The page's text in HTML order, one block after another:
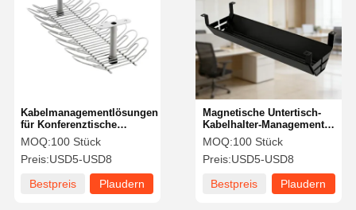
Kabelmanagementlösungen
für Konferenztische
360mm 720mm
MOQ:100 Stück
Preis:USD5-USD8
Bestpreis
Plaudern
Magnetische Untertisch-
Kabelhalter-Management-
Tray für Arbeitsplätze
MOQ:100 Stück
Preis:USD5-USD8
Bestpreis
Plaudern